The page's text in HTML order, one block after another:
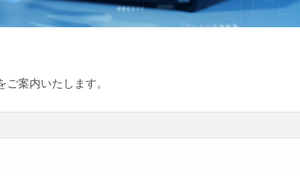
案内いたします。